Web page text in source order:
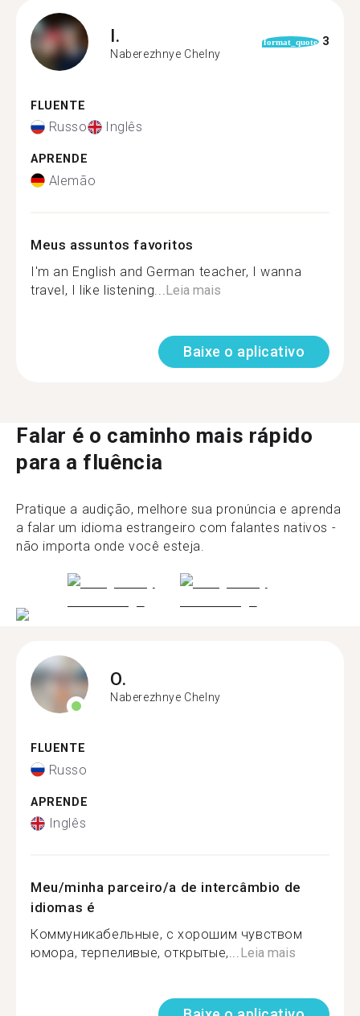
I.
Naberezhnye Chelny
format_quote 3
FLUENTE
Russo Inglês
APRENDE
Alemão
Meus assuntos favoritos
I'm an English and German teacher, I wanna
travel, I like listening... Leia mais
Baixe o aplicativo
Falar é o caminho mais rápido
para a fluência
Pratique a audição, melhore sua pronúncia e aprenda
a falar um idioma estrangeiro com falantes nativos -
não importa onde você esteja.
O.
Naberezhnye Chelny
FLUENTE
Russo
APRENDE
Inglês
Meu/minha parceiro/a de intercâmbio de
idiomas é
Коммуникабельные, с хорошим чувством
юмора, терпеливые, открытые,...Leia mais